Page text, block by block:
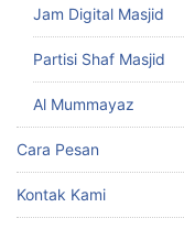
Jam Digital Masjid
Partisi Shaf Masjid
Al Mummayaz
Cara Pesan
Kontak Kami